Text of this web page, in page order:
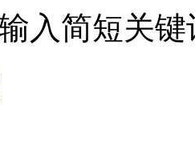
入简短关键